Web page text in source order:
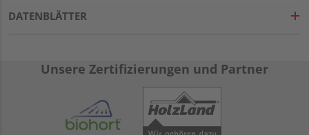
DATENBLÄTTER
Unsere Zertifizierungen und Partner